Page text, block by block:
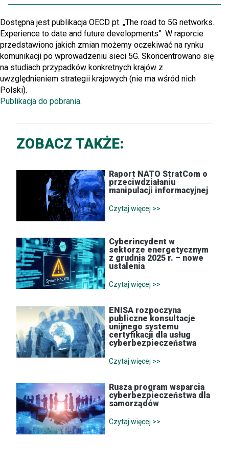
Dostępna jest publikacja OECD pt. „The road to 5G networks.
Experience to date and future developments”. W raporcie
przedstawiono jakich zmian możemy oczekiwać na rynku
komunikacji po wprowadzeniu sieci 5G. Skoncentrowano się
na studiach przypadków konkretnych krajów z
uwzględnieniem strategii krajowych (nie ma wśród nich
Polski).
Publikacja do pobrania.
ZOBACZ TAKŻE:
Raport NATO StratCom o
przeciwdziałaniu
manipulacji informacyjnej
Czytaj więcej >>
Cyberincydent w
sektorze energetycznym
z grudnia 2025 r. – nowe
ustalenia
Czytaj więcej >>
ENISA rozpoczyna
publiczne konsultacje
unijnego systemu
certyfikacji dla usług
cyberbezpieczeństwa
Czytaj więcej >>
Rusza program wsparcia
cyberbezpieczeństwa dla
samorządów
Czytaj więcej >>